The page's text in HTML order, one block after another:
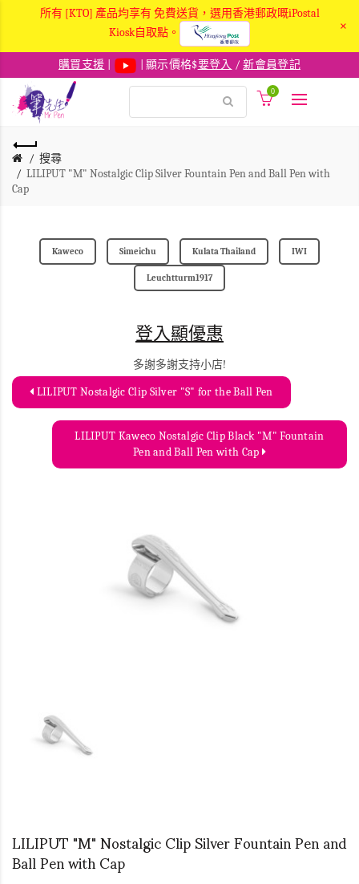
所有 [KTO] 產品均享有 免費送貨，選用香港郵政嘅iPostal
Kiosk自取點。
×
購買支援 | 顯示價格$要登入 /新會員登記
0
搜尋
LILIPUT "M" Nostalgic Clip Silver Fountain Pen and Ball Pen with
Cap
Kaweco Simeichu Kulata Thailand IWI
Leuchtturm1917
登入顯優惠
多謝多謝支持小店!
LILIPUT Nostalgic Clip Silver "S" for the Ball Pen
LILIPUT Kaweco Nostalgic Clip Black "M" Fountain
Pen and Ball Pen with Cap
LILIPUT "M" Nostalgic Clip Silver Fountain Pen and
Ball Pen with Cap